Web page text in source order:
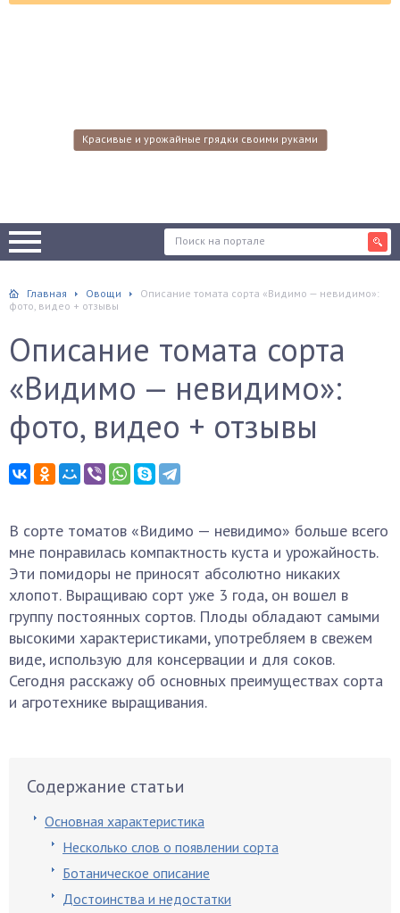
Красивые и урожайные грядки своими руками
Главная Овощи
Описание томата сорта «Видимо — невидимо»:
фото, видео + отзывы
Описание томата сорта
«Видимо — невидимо»:
фото, видео + отзывы
В сорте томатов «Видимо — невидимо» больше всего
мне понравилась компактность куста и урожайность.
Эти помидоры не приносят абсолютно никаких
хлопот. Выращиваю сорт уже 3 года, он вошел в
группу постоянных сортов. Плоды обладают самыми
высокими характеристиками, употребляем в свежем
виде, использую для консервации и для соков.
Сегодня расскажу об основных преимуществах сорта
и агротехнике выращивания.
Содержание статьи
Основная характеристика
Несколько слов о появлении сорта
Ботаническое описание
Достоинства и недостатки